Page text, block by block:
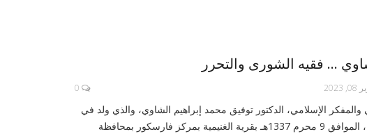
… فقيه الشورى والتحرر
0
والمفكر الإسلامي، الدكتور توفيق محمد إبراهيم الشاوي، والذي ولد في
15 أكتوبر 1918م، الموافق 9 محرم 1337هـ بقرية الغنيمية بمركز فارسكور بمحافظة